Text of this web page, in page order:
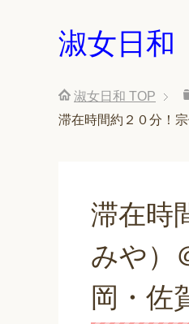
淑女日和
淑女日和 TOP
滞在時間約２０分！
滞在時
みや）
岡・佐